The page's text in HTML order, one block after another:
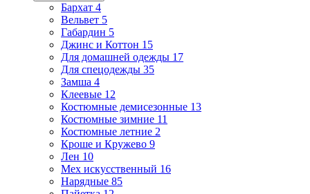
Бархат 4
Вельвет 5
Габардин 5
Джинс и Коттон 15
Для домашней одежды 17
Для спецодежды 35
Замша 4
Клеевые 12
Костюмные демисезонные 13
Костюмные зимние 11
Костюмные летние 2
Кроше и Кружево 9
Лен 10
Мех искусственный 16
Нарядные 85